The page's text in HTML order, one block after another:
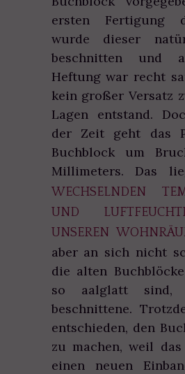
ersten Fertigung
wurde dieser
beschnitten und
Heftung war recht
kein großer Versatz
Lagen entstand.
der Zeit geht das
Buchblock um
Millimeters. Das
WECHSELNDEN
UND
UNSEREN
aber an sich nicht
die alten
so aalglatt sind,
beschnittene.
entschieden, den
zu machen, weil
einen neuen